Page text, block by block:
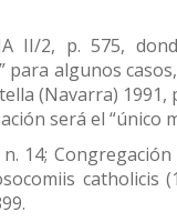
II/2, p. 575,
para algunos
(Navarra) 1991,
será el “único
14;
catholicis